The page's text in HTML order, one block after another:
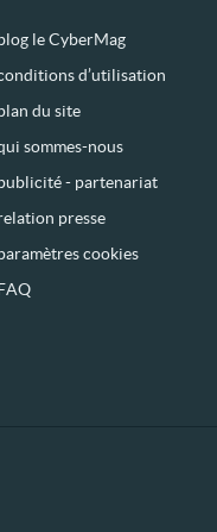
le CyberMag
d’utilisation
du site
sommes-nous
- partenariat
presse
cookies